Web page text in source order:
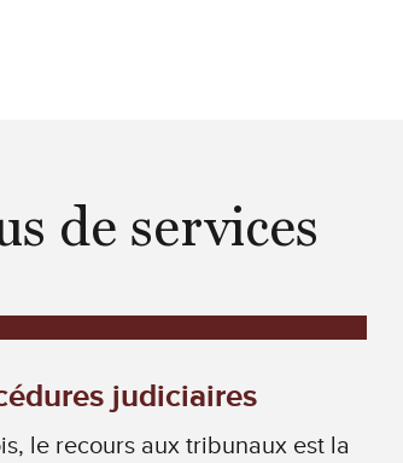
de services
judiciaires
le recours aux tribunaux est la